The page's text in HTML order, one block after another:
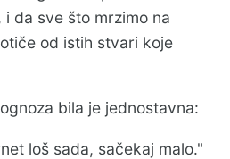
i da sve što mrzimo na
od istih stvari koje
bila je jednostavna:
loš sada, sačekaj malo."